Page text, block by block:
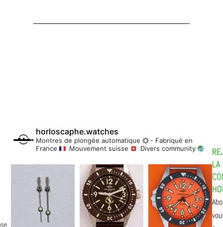
horloscaphe.watches
Montres de plongée automatique
- Fabriqué en
France
Mouvement suisse Divers community
LA